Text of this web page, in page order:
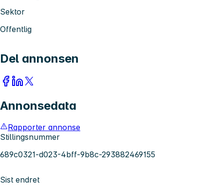
Sektor
Offentlig
Del annonsen
Annonsedata
Rapporter annonse
Stillingsnummer
689c0321-d023-4bff-9b8c-293882469155
Sist endret